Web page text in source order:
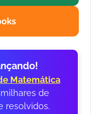
Matemática
de
resolvidos.